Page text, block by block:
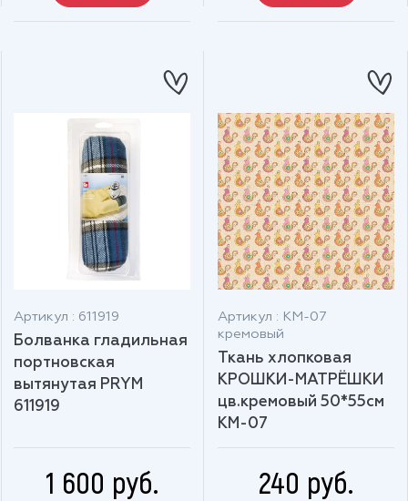
Артикул : 611919
Болванка гладильная
портновская
вытянутая PRYM
611919
1 600 руб.
Артикул : КМ-07
кремовый
Ткань хлопковая
КРОШКИ-МАТРЁШКИ
цв.кремовый 50*55см
КМ-07
240 руб.